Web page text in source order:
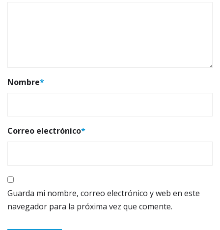
Nombre*
Correo electrónico*
Guarda mi nombre, correo electrónico y web en este
navegador para la próxima vez que comente.